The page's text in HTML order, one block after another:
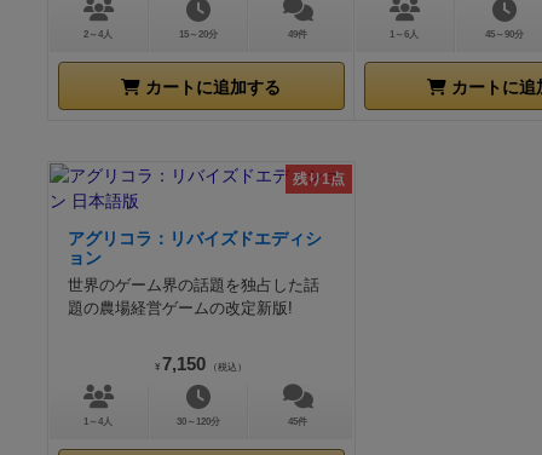
2～4人 15～20分 49件
カートに追加する
1～6人 45～90分
カートに追
残り1点
アグリコラ：リバイズドエディシ
ョン
世界のゲーム界の話題を独占した話
題の農場経営ゲームの改定新版!
¥ 7,150 （税込）
1～4人 30～120分 45件